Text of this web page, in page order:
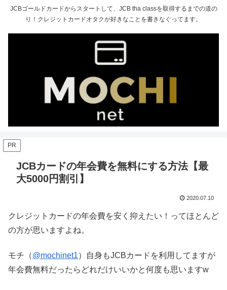
JCBゴールドカードからスタートして、JCB tha classを取得するまでの道の
り！クレジットカードオタクが好きなことを書きなぐってます。
PR
JCBカードの年会費を無料にする方法【最
大5000円割引】
2020.07.10
クレジットカードの年会費を安く抑えたい！ってほとんど
の方が思いますよね。
モチ（@mochinet1）自身もJCBカードを利用してますが
年会費無料だったらどれだけいいかと何度も思いますw